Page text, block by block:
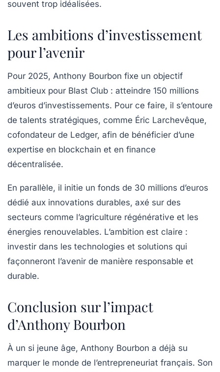
souvent trop idéalisées.
Les ambitions d’investissement
pour l’avenir
Pour 2025, Anthony Bourbon fixe un objectif
ambitieux pour Blast Club : atteindre 150 millions
d’euros d’investissements. Pour ce faire, il s’entoure
de talents stratégiques, comme Éric Larchevêque,
cofondateur de Ledger, afin de bénéficier d’une
expertise en blockchain et en finance
décentralisée.
En parallèle, il initie un fonds de 30 millions d’euros
dédié aux innovations durables, axé sur des
secteurs comme l’agriculture régénérative et les
énergies renouvelables. L’ambition est claire :
investir dans les technologies et solutions qui
façonneront l’avenir de manière responsable et
durable.
Conclusion sur l’impact
d’Anthony Bourbon
À un si jeune âge, Anthony Bourbon a déjà su
marquer le monde de l’entrepreneuriat français. Son